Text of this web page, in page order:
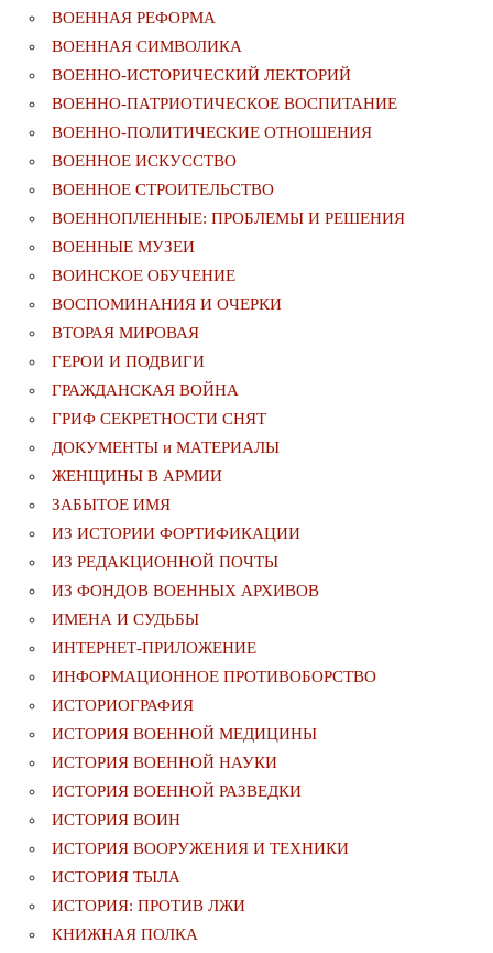
ВОЕННАЯ РЕФОРМА
ВОЕННАЯ СИМВОЛИКА
ВОЕННО-ИСТОРИЧЕСКИЙ ЛЕКТОРИЙ
ВОЕННО-ПАТРИОТИЧЕСКОЕ ВОСПИТАНИЕ
ВОЕННО-ПОЛИТИЧЕСКИE ОТНОШЕНИЯ
ВОЕННОЕ ИСКУССТВО
ВОЕННОЕ СТРОИТЕЛЬСТВО
ВОЕННОПЛЕННЫЕ: ПРОБЛЕМЫ И РЕШЕНИЯ
ВОЕННЫЕ МУЗЕИ
ВОИНСКОЕ ОБУЧЕНИЕ
ВОСПОМИНАНИЯ И ОЧЕРКИ
ВТОРАЯ МИРОВАЯ
ГЕРОИ И ПОДВИГИ
ГРАЖДАНСКАЯ ВОЙНА
ГРИФ СЕКРЕТНОСТИ СНЯТ
ДОКУМЕНТЫ и МАТЕРИАЛЫ
ЖЕНЩИНЫ В АРМИИ
ЗАБЫТОЕ ИМЯ
ИЗ ИСТОРИИ ФОРТИФИКАЦИИ
ИЗ РЕДАКЦИОННОЙ ПОЧТЫ
ИЗ ФОНДОВ ВОЕННЫХ АРХИВОВ
ИМЕНА И СУДЬБЫ
ИНТЕРНЕТ-ПРИЛОЖЕНИЕ
ИНФОРМАЦИОННОЕ ПРОТИВОБОРСТВО
ИСТОРИОГРАФИЯ
ИСТОРИЯ ВОЕННОЙ МЕДИЦИНЫ
ИСТОРИЯ ВОЕННОЙ НАУКИ
ИСТОРИЯ ВОЕННОЙ РАЗВЕДКИ
ИСТОРИЯ ВОИН
ИСТОРИЯ ВООРУЖЕНИЯ И ТЕХНИКИ
ИСТОРИЯ ТЫЛА
ИСТОРИЯ: ПРОТИВ ЛЖИ
КНИЖНАЯ ПОЛКА